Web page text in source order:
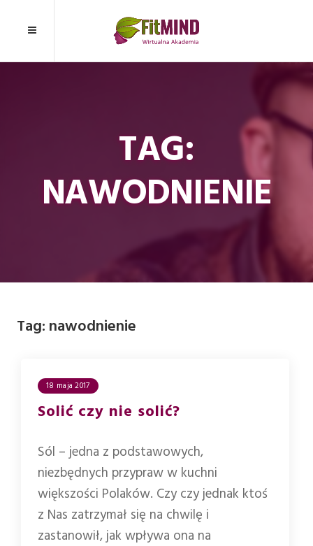
TAG:
NAWODNIENIE
Tag: nawodnienie
18 maja 2017
Solić czy nie solić?
Sól – jedna z podstawowych,
niezbędnych przypraw w kuchni
większości Polaków. Czy czy jednak ktoś
z Nas zatrzymał się na chwilę i
zastanowił, jak wpływa ona na